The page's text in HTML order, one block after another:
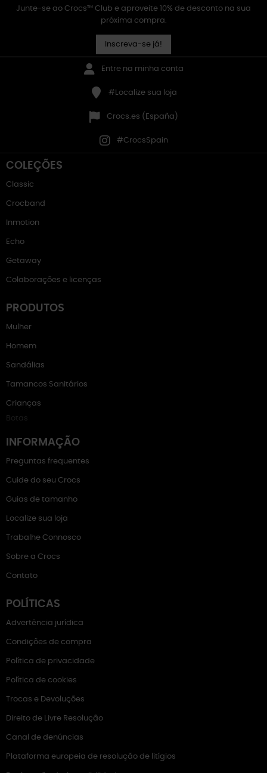
Junte-se ao Crocs™ Club e aproveite 10% de desconto na sua
próxima compra.
Inscreva-se já!
Entre na minha conta
#Localize sua loja
Crocs.es (España)
#CrocsSpain
COLEÇÕES
Classic
Crocband
Inmotion
Echo
Getaway
Colaborações e licenças
PRODUTOS
Mulher
Homem
Sandálias
Tamancos Sanitários
Crianças
Botas
INFORMAÇÃO
Preguntas frequentes
Cuide do seu Crocs
Guias de tamanho
Localize sua loja
Trabalhe Connosco
Sobre a Crocs
Contato
POLÍTICAS
Advertência jurídica
Condições de compra
Política de privacidade
Política de cookies
Trocas e Devoluções
Direito de Livre Resolução
Canal de denúncias
Plataforma europeia de resolução de litígios